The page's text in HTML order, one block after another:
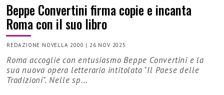
Beppe Convertini firma copie e incanta
Roma con il suo libro
REDAZIONE NOVELLA 2000 |26 NOV 2025
Roma accoglie con entusiasmo Beppe Convertini e la
sua nuova opera letteraria intitolata "Il Paese delle
Tradizioni". Nelle sp...